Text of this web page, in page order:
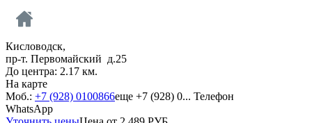
Кисловодск,
пр-т. Первомайский д.25
До центра: 2.17 км.
На карте
Моб.: +7 (928) 0100866еще +7 (928) 0... Телефон
WhatsApp